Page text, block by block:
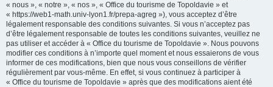
« nous », « notre », « nos », « Office du tourisme de Topoldavie » et
« https://web1-math.univ-lyon1.fr/prepa-agreg »), vous acceptez d’être
légalement responsable des conditions suivantes. Si vous n’acceptez pas
d’être légalement responsable de toutes les conditions suivantes, veuillez ne
pas utiliser et accéder à « Office du tourisme de Topoldavie ». Nous pouvons
modifier ces conditions à n’importe quel moment et nous essaierons de vous
informer de ces modifications, bien que nous vous conseillons de vérifier
régulièrement par vous-même. En effet, si vous continuez à participer à
« Office du tourisme de Topoldavie » après que des modifications aient été